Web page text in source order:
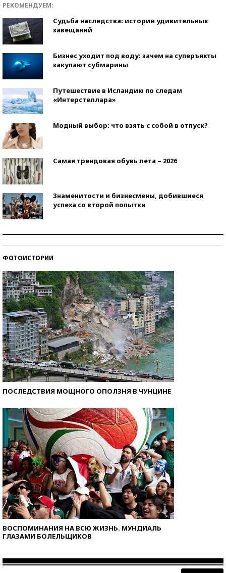
РЕКОМЕНДУЕМ:
Судьба наследства: истории удивительных
завещаний
Бизнес уходит под воду: зачем на суперъяхты
закупают субмарины
Путешествие в Исландию по следам
«Интерстеллара»
Модный выбор: что взять с собой в отпуск?
Самая трендовая обувь лета – 2026
Знаменитости и бизнесмены, добившиеся
успеха со второй попытки
ФОТОИСТОРИИ
ПОСЛЕДСТВИЯ МОЩНОГО ОПОЛЗНЯ В ЧУНЦИНЕ
ВОСПОМИНАНИЯ НА ВСЮ ЖИЗНЬ. МУНДИАЛЬ
ГЛАЗАМИ БОЛЕЛЬЩИКОВ